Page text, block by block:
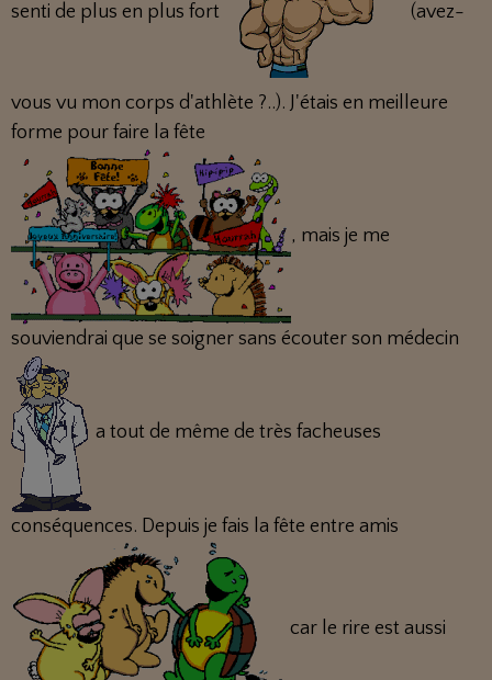
senti de plus en plus fort (avez-
vous vu mon corps d'athlète ?..). J'étais en meilleure
forme pour faire la fête
, mais je me
souviendrai que se soigner sans écouter son médecin
a tout de même de très facheuses
conséquences. Depuis je fais la fête entre amis
car le rire est aussi